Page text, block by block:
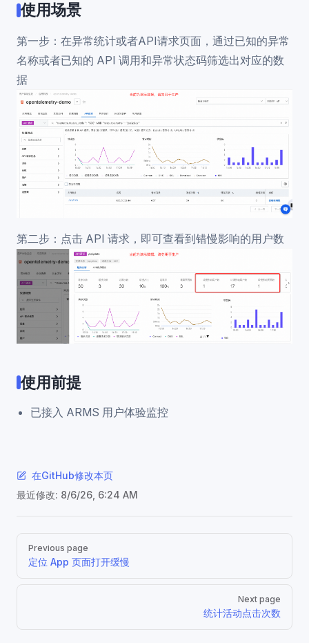
使用场景
第一步：在异常统计或者API请求页面，通过已知的异常
名称或者已知的 API 调用和异常状态码筛选出对应的数
据
第二步：点击 API 请求，即可查看到错慢影响的用户数
使用前提
已接入 ARMS 用户体验监控
在GitHub修改本页
最近修改: 8/6/26, 6:24 AM
PagerPrevious page
定位 App 页面打开缓慢
Next page
统计活动点击次数